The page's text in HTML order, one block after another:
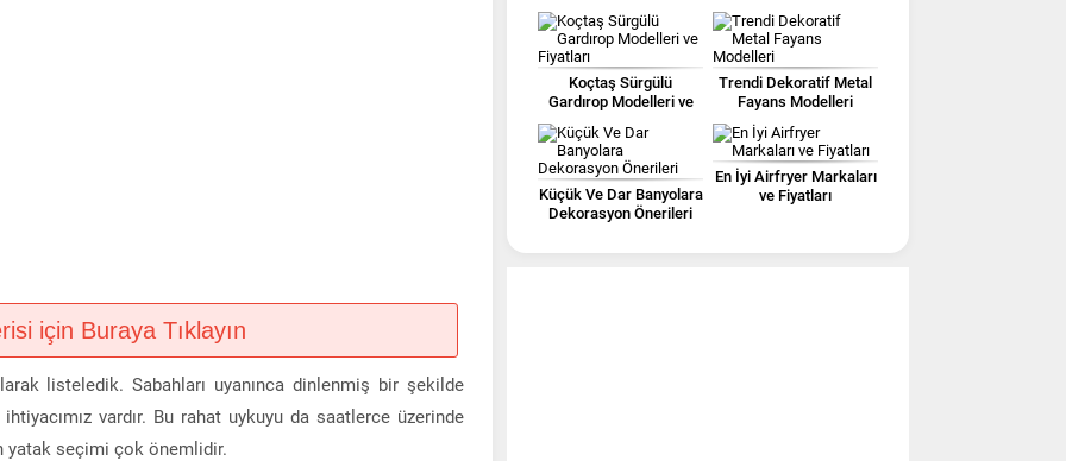
için Buraya Tıklayın
listeledik. Sabahları uyanınca dinlenmiş bir şekilde
vardır. Bu rahat uykuyu da saatlerce üzerinde
yatak seçimi çok önemlidir.
Koçtaş Sürgülü
Gardırop Modelleri ve
Trendi Dekoratif Metal
Fayans Modelleri
Küçük Ve Dar Banyolara
Dekorasyon Önerileri
En İyi Airfryer Markaları
ve Fiyatları